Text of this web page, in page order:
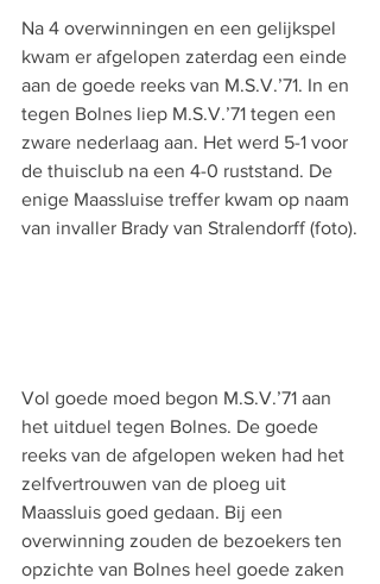
Na 4 overwinningen en een gelijkspel
kwam er afgelopen zaterdag een einde
aan de goede reeks van M.S.V.’71. In en
tegen Bolnes liep M.S.V.’71 tegen een
zware nederlaag aan. Het werd 5-1 voor
de thuisclub na een 4-0 ruststand. De
enige Maassluise treffer kwam op naam
van invaller Brady van Stralendorff (foto).
Vol goede moed begon M.S.V.’71 aan
het uitduel tegen Bolnes. De goede
reeks van de afgelopen weken had het
zelfvertrouwen van de ploeg uit
Maassluis goed gedaan. Bij een
overwinning zouden de bezoekers ten
opzichte van Bolnes heel goede zaken